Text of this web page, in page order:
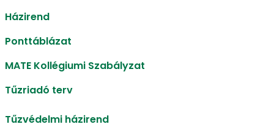
Házirend
Ponttáblázat
MATE Kollégiumi Szabályzat
Tűzriadó terv
Tűzvédelmi házirend